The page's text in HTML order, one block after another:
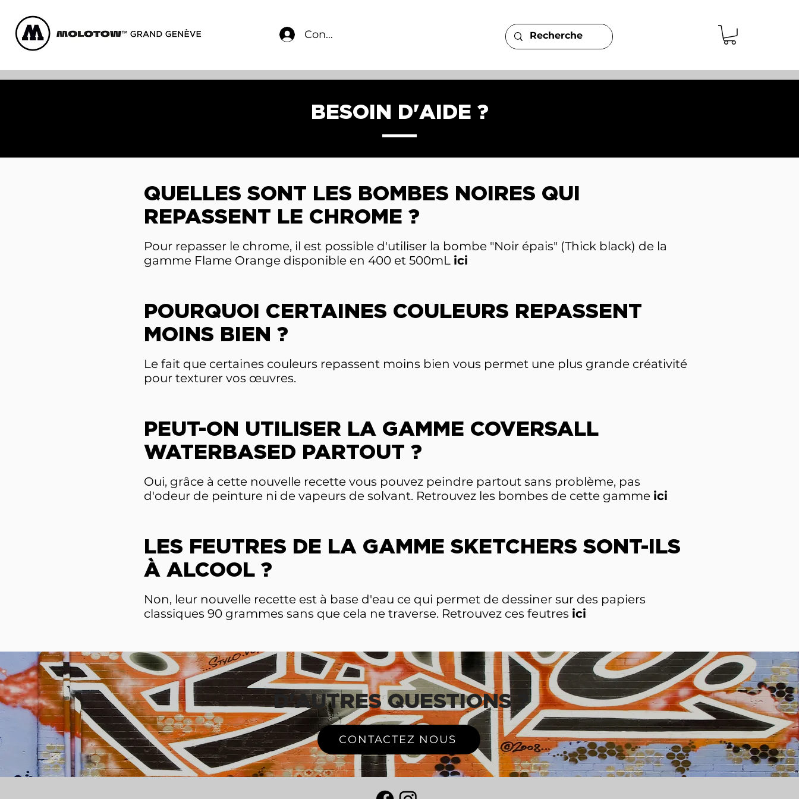
Connexion
BESOIN D'AIDE ?
QUELLES SONT LES BOMBES NOIRES QUI
REPASSENT LE CHROME ?
Pour repasser le chrome, il est possible d'utiliser la bombe "Noir épais" (Thick black) de la
gamme Flame Orange disponible en 400 et 500mL ici
POURQUOI CERTAINES COULEURS REPASSENT
MOINS BIEN ?
Le fait que certaines couleurs repassent moins bien vous permet une plus grande créativité
pour texturer vos œuvres.
PEUT-ON UTILISER LA GAMME COVERSALL
WATERBASED PARTOUT ?
Oui, grâce à cette nouvelle recette vous pouvez peindre partout sans problème, pas
d'odeur de peinture ni de vapeurs de solvant. Retrouvez les bombes de cette gamme ici
LES FEUTRES DE LA GAMME SKETCHERS SONT-ILS
À ALCOOL ?
Non, leur nouvelle recette est à base d'eau ce qui permet de dessiner sur des papiers
classiques 90 grammes sans que cela ne traverse. Retrouvez ces feutres ici
D'AUTRES QUESTIONS ?
CONTACTEZ NOUS